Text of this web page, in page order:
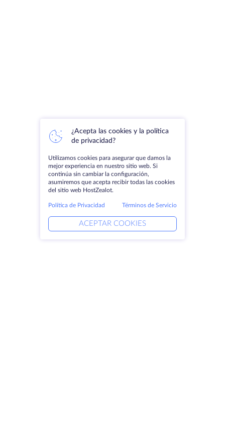
¿Acepta las cookies y la política
de privacidad?
Utilizamos cookies para asegurar que damos la
mejor experiencia en nuestro sitio web. Si
continúa sin cambiar la configuración,
asumiremos que acepta recibir todas las cookies
del sitio web HostZealot.
Política de Privacidad Términos de Servicio
ACEPTAR COOKIES